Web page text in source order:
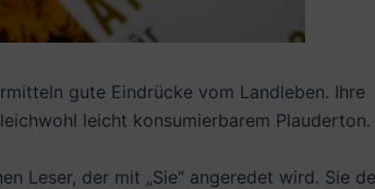
gute Eindrücke vom Landleben. Ihre
leicht konsumierbarem Plauderton.
Leser, der mit „Sie“ angeredet wird. Sie